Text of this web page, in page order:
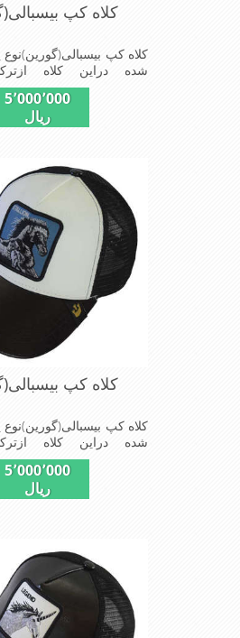
کلاه کپ
کلاه کپ بیسبالی(گورین)نوع
شده دراین کلاه
استفاده است ونقاب که
in chaina
5٬000٬000
ریال
کلاه کپ
کلاه کپ بیسبالی(گورین)نوع
شده دراین کلاه
استفاده است ونقاب که
in chaina
5٬000٬000
ریال